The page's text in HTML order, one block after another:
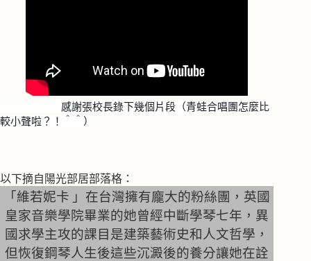
感謝張校長錄下幾個片段（青蛙合唱團怎麼比
較小聲啦？！＾＾）
以下摘自陽光部居部落格：
「維若妮卡 」在台灣擁有龐大的粉絲團，英國
皇家音樂學院畢業的她曾經中斷學琴七年，異
國求學主攻的課目是建築藝術史和人文哲學，
但恢復鋼琴人生後這些沉澱後的養分讓她在詮